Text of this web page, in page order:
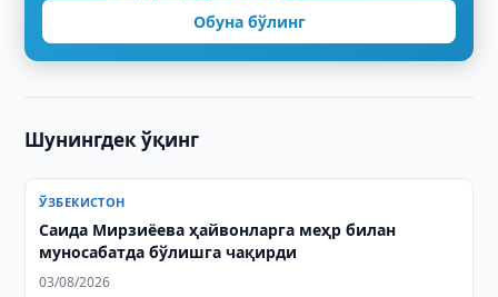
Обуна бўлинг
Шунингдек ўқинг
ЎЗБЕКИСТОН
Саида Мирзиёева ҳайвонларга меҳр билан
муносабатда бўлишга чақирди
03/08/2026